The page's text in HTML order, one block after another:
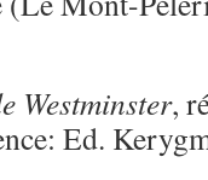
Westminster,
Ed.